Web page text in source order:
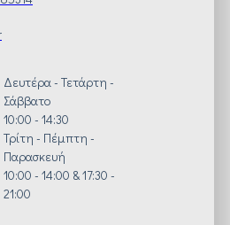
Δευτέρα - Τετάρτη -
Σάββατο
10:00 - 14:30
Τρίτη - Πέμπτη -
Παρασκευή
10:00 - 14:00 & 17:30 -
21:00